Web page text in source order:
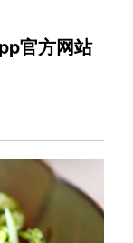
官方网站